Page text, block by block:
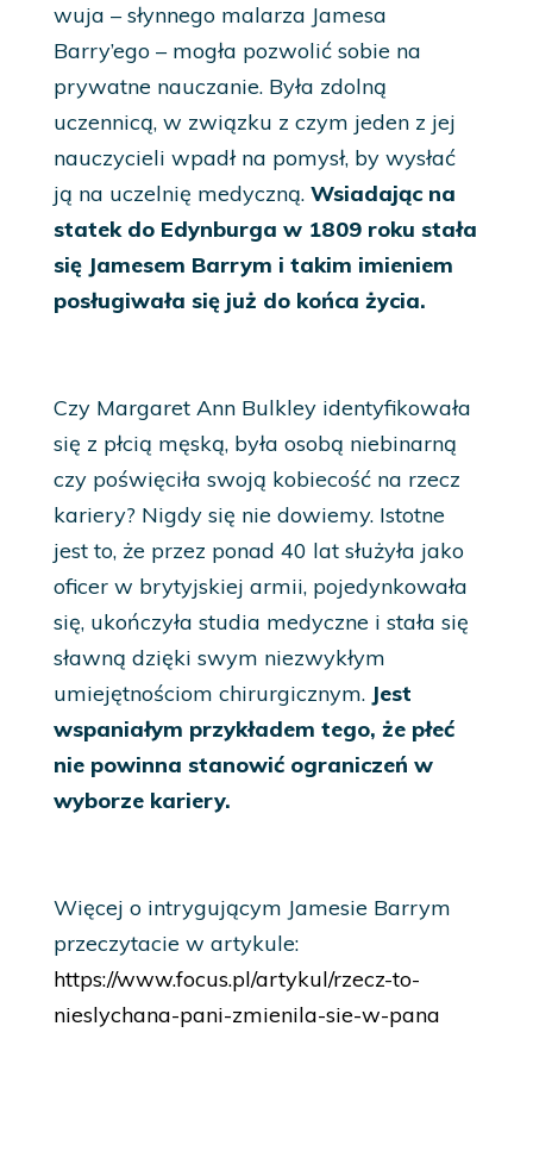
wuja – słynnego malarza Jamesa
Barry’ego – mogła pozwolić sobie na
prywatne nauczanie. Była zdolną
uczennicą, w związku z czym jeden z jej
nauczycieli wpadł na pomysł, by wysłać
ją na uczelnię medyczną. Wsiadając na
statek do Edynburga w 1809 roku stała
się Jamesem Barrym i takim imieniem
posługiwała się już do końca życia.
Czy Margaret Ann Bulkley identyfikowała
się z płcią męską, była osobą niebinarną
czy poświęciła swoją kobiecość na rzecz
kariery? Nigdy się nie dowiemy. Istotne
jest to, że przez ponad 40 lat służyła jako
oficer w brytyjskiej armii, pojedynkowała
się, ukończyła studia medyczne i stała się
sławną dzięki swym niezwykłym
umiejętnościom chirurgicznym. Jest
wspaniałym przykładem tego, że płeć
nie powinna stanowić ograniczeń w
wyborze kariery.
Więcej o intrygującym Jamesie Barrym
przeczytacie w artykule:
https://www.focus.pl/artykul/rzecz-to-
nieslychana-pani-zmienila-sie-w-pana